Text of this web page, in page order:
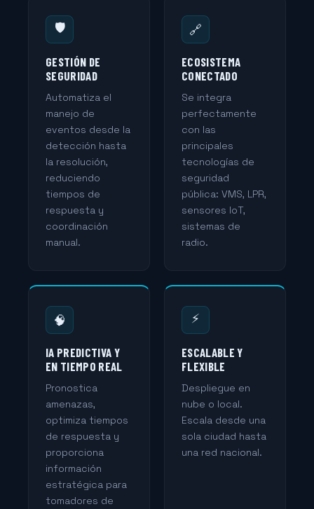
🛡️
GESTIÓN DE
SEGURIDAD
Automatiza el
manejo de
eventos desde la
detección hasta
la resolución,
reduciendo
tiempos de
respuesta y
coordinación
manual.
🔗
ECOSISTEMA
CONECTADO
Se integra
perfectamente
con las
principales
tecnologías de
seguridad
pública: VMS, LPR,
sensores IoT,
sistemas de
radio.
🧠
IA PREDICTIVA Y
EN TIEMPO REAL
Pronostica
amenazas,
optimiza tiempos
de respuesta y
proporciona
información
estratégica para
tomadores de
⚡
ESCALABLE Y
FLEXIBLE
Despliegue en
nube o local.
Escala desde una
sola ciudad hasta
una red nacional.